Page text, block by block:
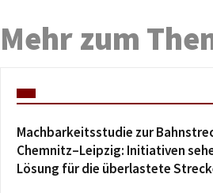
Mehr zum
Machbarkeitsstudie zur
Chemnitz–Leipzig: Initiativen
Lösung für die überlastete